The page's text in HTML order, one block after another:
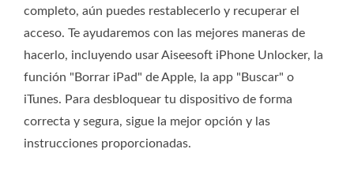
completo, aún puedes restablecerlo y recuperar el
acceso. Te ayudaremos con las mejores maneras de
hacerlo, incluyendo usar Aiseesoft iPhone Unlocker, la
función "Borrar iPad" de Apple, la app "Buscar" o
iTunes. Para desbloquear tu dispositivo de forma
correcta y segura, sigue la mejor opción y las
instrucciones proporcionadas.